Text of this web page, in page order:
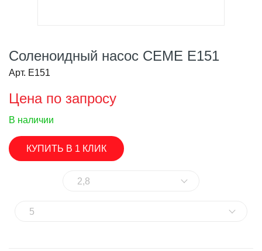
Cоленоидный насос CEME E151
Арт. E151
Цена по запросу
В наличии
КУПИТЬ В 1 КЛИК
2,8
5